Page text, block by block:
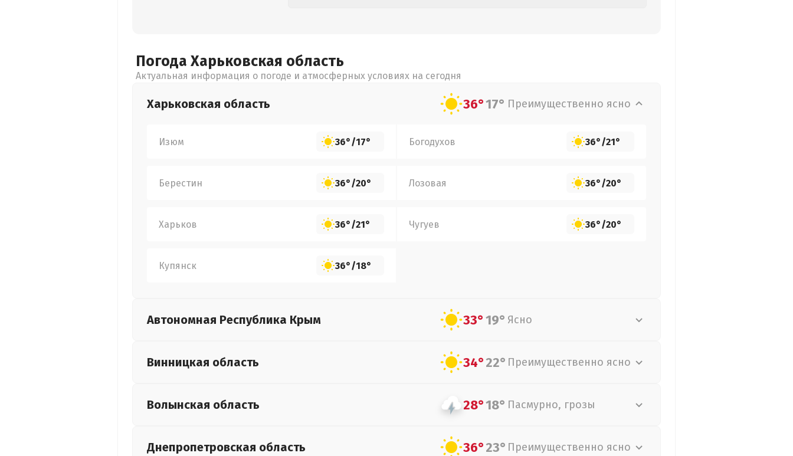
Погода Харьковская область
Актуальная информация о погоде и атмосферных условиях на сегодня
Харьковская область 36°17° Преимущественно ясно
Изюм 36°/17° Богодухов 36°/21°
Берестин 36°/20° Лозовая 36°/20°
Харьков 36°/21° Чугуев 36°/20°
Купянск 36°/18°
Автономная Республика Крым 33°19° Ясно
Винницкая область 34°22° Преимущественно ясно
Волынская область 28°18° Пасмурно, грозы
Днепропетровская область 36°23° Преимущественно ясно